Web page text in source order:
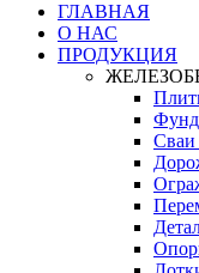
ГЛАВНАЯ
О НАС
ПРОДУКЦИЯ
Сваи